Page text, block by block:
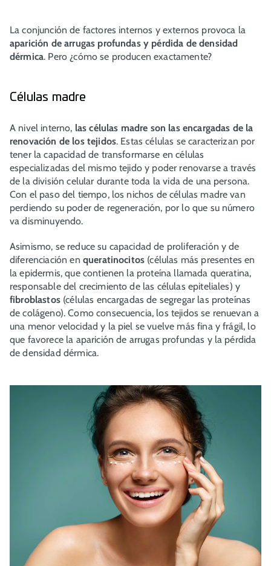
La conjunción de factores internos y externos provoca la
aparición de arrugas profundas y pérdida de densidad
dérmica. Pero ¿cómo se producen exactamente?
Células madre
A nivel interno, las células madre son las encargadas de la
renovación de los tejidos. Estas células se caracterizan por
tener la capacidad de transformarse en células
especializadas del mismo tejido y poder renovarse a través
de la división celular durante toda la vida de una persona.
Con el paso del tiempo, los nichos de células madre van
perdiendo su poder de regeneración, por lo que su número
va disminuyendo.
Asimismo, se reduce su capacidad de proliferación y de
diferenciación en queratinocitos (células más presentes en
la epidermis, que contienen la proteína llamada queratina,
responsable del crecimiento de las células epiteliales) y
fibroblastos(células encargadas de segregar las proteínas
de colágeno). Como consecuencia, los tejidos se renuevan a
una menor velocidad y la piel se vuelve más fina y frágil, lo
que favorece la aparición de arrugas profundas y la pérdida
de densidad dérmica.